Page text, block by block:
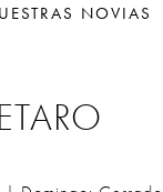
NOVIAS